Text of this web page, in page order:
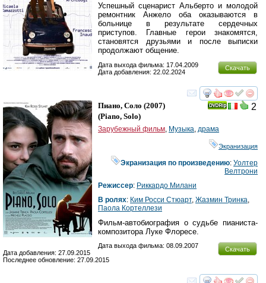
Успешный сценарист Альберто и молодой
ремонтник Анжело оба оказываются в
больнице в результате сердечных
приступов. Главные герои знакомятся,
становятся друзьями и после выписки
продолжают общение.
Скачать
Дата выхода фильма: 17.04.2009
Дата добавления: 22.02.2024
смотреть
2
Пиано, Соло (2007)
(Piano, Solo)
Зарубежный фильм Музыка драма
Экранизация
Экранизация по произведению:Уолтер
Велтрони
Режиссер: Риккардо Милани
В ролях: Ким Росси Стюарт, Жазмин Тринка
Паола Кортеллези
Фильм-автобиография о судьбе пианиста-
композитора Луке Флоресе.
Скачать
Дата выхода фильма: 08.09.2007
Дата добавления: 27.09.2015
Последнее обновление: 27.09.2015